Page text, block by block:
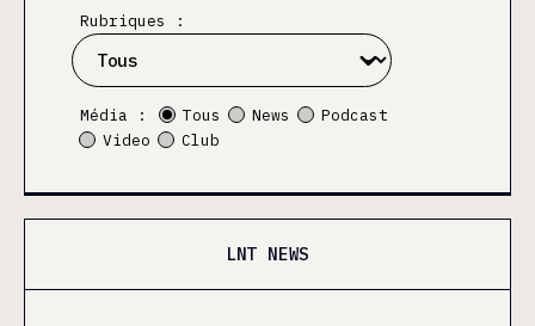
Rubriques :
Média : Tous News
Podcast
Video
Club
LNT NEWS